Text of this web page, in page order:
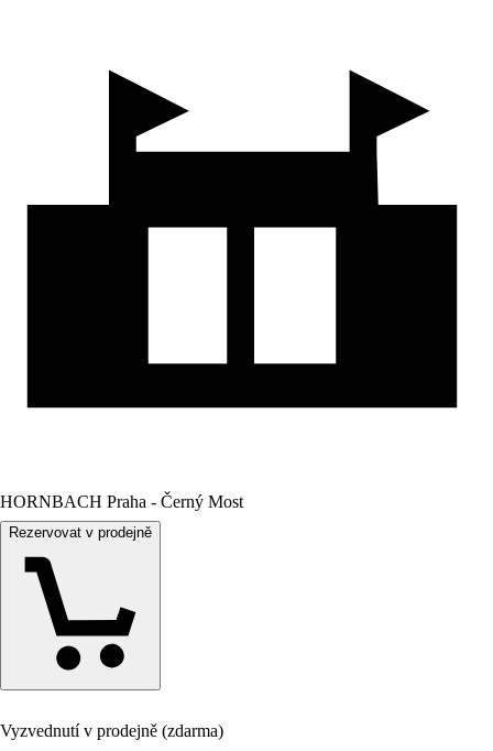
HORNBACH Praha - Černý Most
Rezervovat v prodejně
Vyzvednutí v prodejně (zdarma)